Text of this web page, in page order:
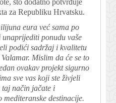
što dodatno potvrđuje
za Republiku Hrvatsku.
eura već sama po
ponudu vaše
podići sadržaj i kvalitetu
Mislim da će se to
ovakav projekt sigurno
sve vas koji ste živjeli
način jačate i
mediteranske destinacije.